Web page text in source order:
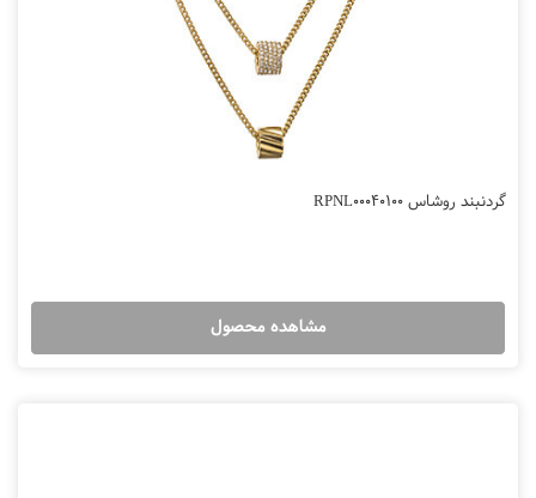
گردنبند روشاس RPNL00040100
مشاهده محصول